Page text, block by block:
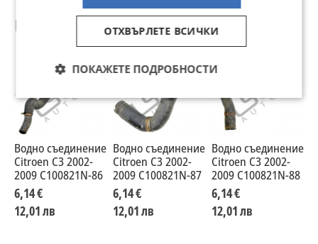
Препоръчани за теб
Водно съединение
Citroen C3 2002-
2009 C100821N-86
6,14 €
12,01 лв
Водно съединение
Citroen C3 2002-
2009 C100821N-87
6,14 €
12,01 лв
Водно съединение
Citroen C3 2002-
2009 C100821N-88
6,14 €
12,01 лв
ОТХВЪРЛЕТЕ ВСИЧКИ
ПОКАЖЕТЕ ПОДРОБНОСТИ